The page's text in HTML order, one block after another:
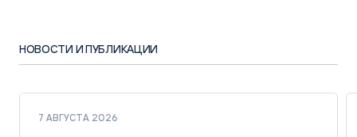
НОВОСТИ И ПУБЛИКАЦИИ
7 АВГУСТА 2026